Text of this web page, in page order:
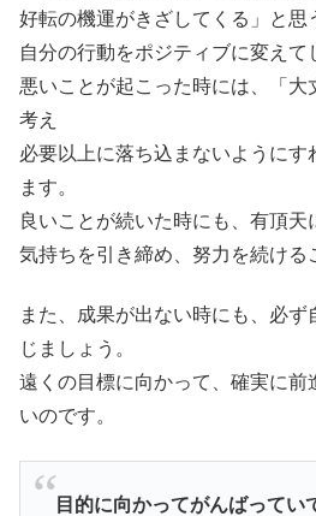
好転の機運がきざしてくる」と思
自分の行動をポジティブに変えて
悪いことが起こった時には、「大
考え
必要以上に落ち込まないようにす
ます。
良いことが続いた時にも、有頂天
気持ちを引き締め、努力を続ける
また、成果が出ない時にも、必
じましょう。
遠くの目標に向かって、確実に前
いのです。
目的に向かってがんばってい